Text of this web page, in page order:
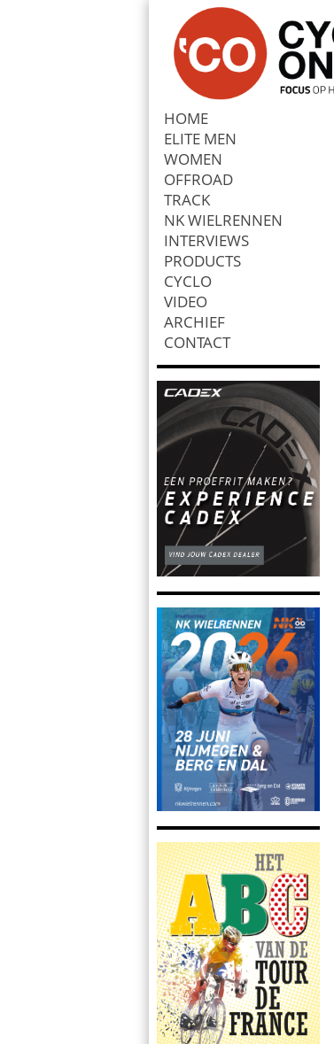
HOME
ELITE MEN
WOMEN
OFFROAD
TRACK
NK WIELRENNEN
INTERVIEWS
PRODUCTS
CYCLO
VIDEO
ARCHIEF
CONTACT
Zoek